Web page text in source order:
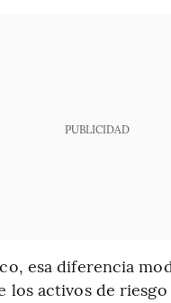
PUBLICIDAD
esa diferencia
los activos de